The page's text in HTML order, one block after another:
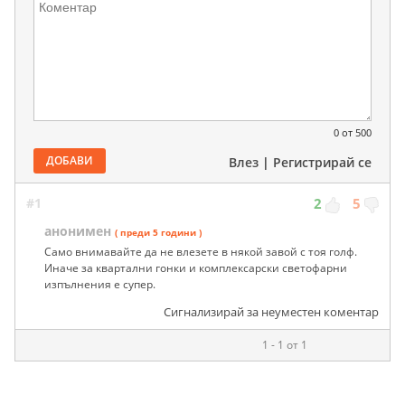
0 от 500
ДОБАВИ Влез | Регистрирай се
#1 2 5
анонимен ( преди 5 години )
Само внимавайте да не влезете в някой завой с тоя голф.
Иначе за квартални гонки и комплексарски светофарни
изпълнения е супер.
Сигнализирай за неуместен коментар
1 - 1 от 1